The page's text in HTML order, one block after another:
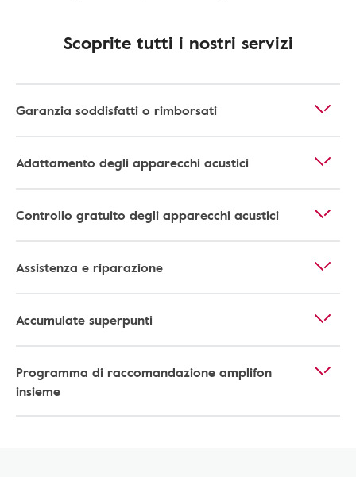
Scoprite tutti i nostri servizi
Garanzia soddisfatti o rimborsati
Adattamento degli apparecchi acustici
Controllo gratuito degli apparecchi acustici
Assistenza e riparazione
Accumulate superpunti
Programma di raccomandazione amplifon
insieme